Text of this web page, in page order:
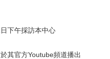
下午採訪本中心
其官方Youtube頻道播出